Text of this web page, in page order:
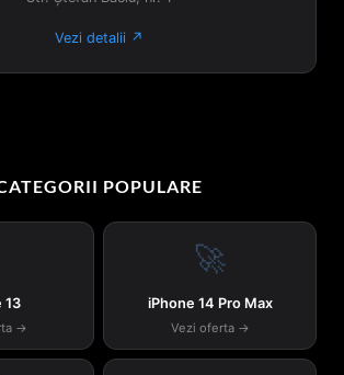
Vezi detalii ↗
POPULARE
13
→
🚀
iPhone 14 Pro Max
Vezi oferta →